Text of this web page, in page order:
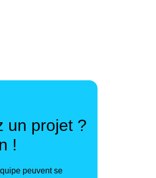
un projet ?
!
peuvent se